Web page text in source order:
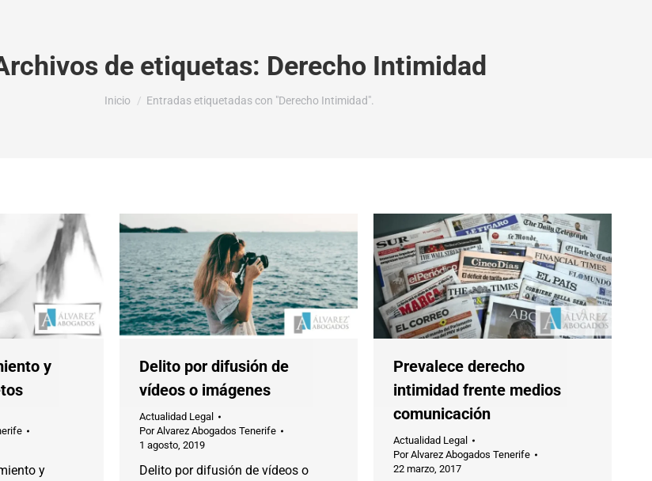
de etiquetas: Derecho Intimidad
Estás aquí:
Inicio Entradas etiquetadas con "Derecho Intimidad".
y
y
Delito por difusión de
vídeos o imágenes
Actualidad Legal
PorAlvarez Abogados Tenerife
1 agosto, 2019
Delito por difusión de vídeos o
Prevalece derecho
intimidad frente medios
comunicación
Actualidad Legal
PorAlvarez Abogados Tenerife
22 marzo, 2017